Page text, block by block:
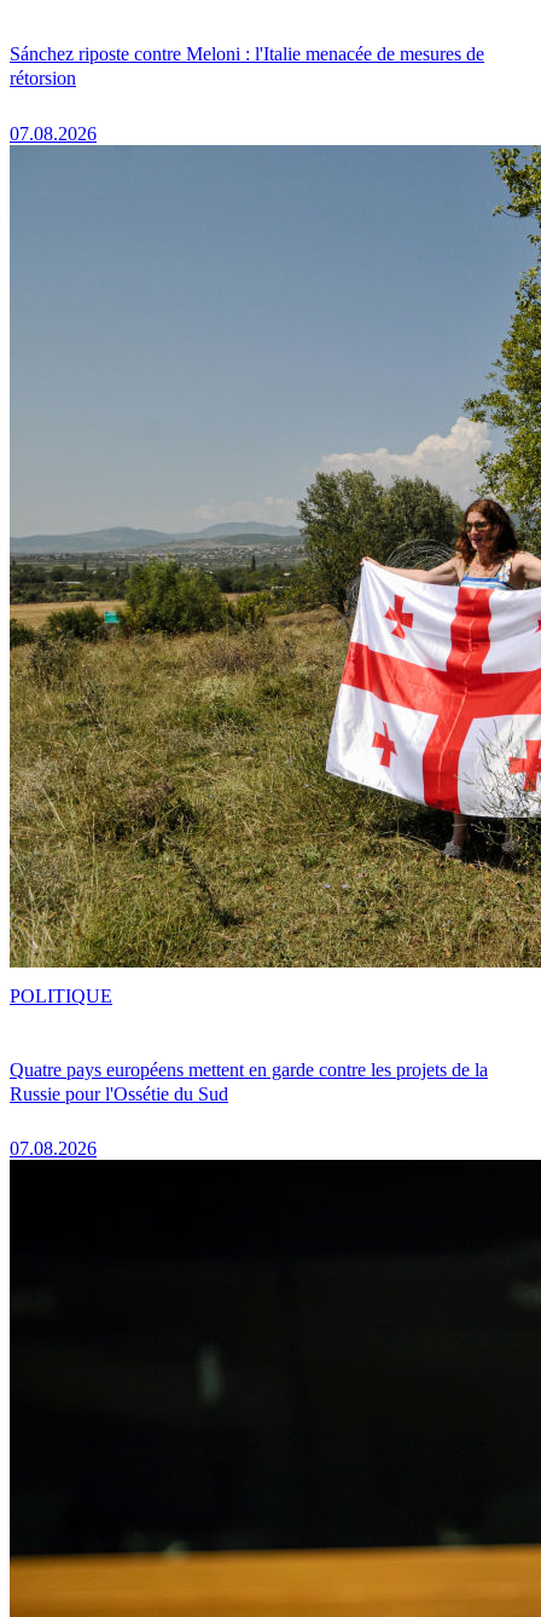
Sánchez riposte contre Meloni : l'Italie menacée de mesures de
rétorsion
07.08.2026
Quatre pays européens mettent en garde contre les projets de la
Russie pour l'Ossétie du Sud
07.08.2026
POLITIQUE